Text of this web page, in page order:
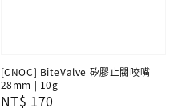
[CNOC] BiteValve 矽膠止閥咬嘴
28mm | 10g
Regular
NT$ 170